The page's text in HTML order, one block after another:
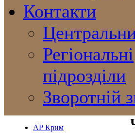
Контакти
Регіональні
підрозділи
Зворотній
АР Крим